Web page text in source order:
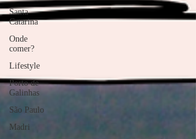
Santa
Catarina
Onde
comer?
Lifestyle
Porto de
Galinhas
São Paulo
Madri